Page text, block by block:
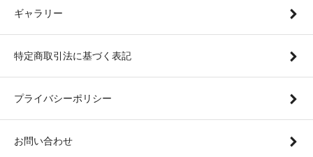
ギャラリー
特定商取引法に基づく表記
プライバシーポリシー
お問い合わせ